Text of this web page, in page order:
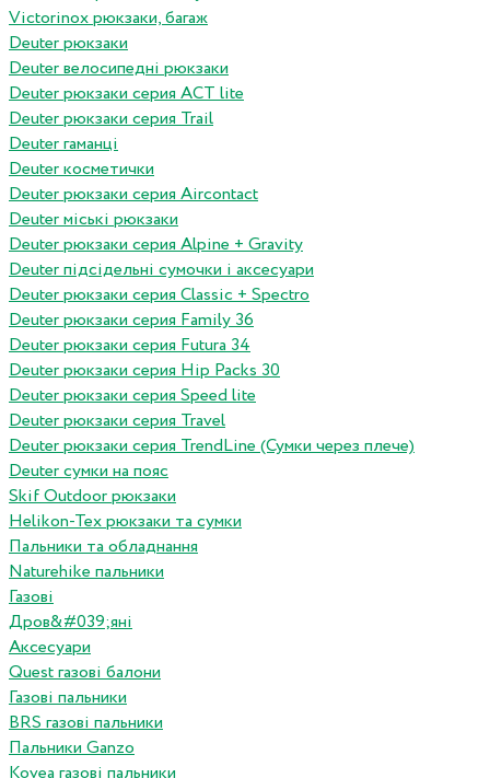
Victorinox рюкзаки, багаж
Deuter рюкзаки
Deuter велосипедні рюкзаки
Deuter рюкзаки серия ACT lite
Deuter рюкзаки серия Trail
Deuter гаманці
Deuter косметички
Deuter рюкзаки серия Aircontact
Deuter міські рюкзаки
Deuter рюкзаки серия Alpine + Gravity
Deuter підсідельні сумочки і аксесуари
Deuter рюкзаки серия Classic + Spectro
Deuter рюкзаки серия Family 36
Deuter рюкзаки серия Futura 34
Deuter рюкзаки серия Hip Packs 30
Deuter рюкзаки серия Speed lite
Deuter рюкзаки серия Travel
Deuter рюкзаки серия TrendLine (Сумки через плече)
Deuter сумки на пояс
Skif Outdoor рюкзаки
Helikon-Tex рюкзаки та сумки
Пальники та обладнання
Naturehike пальники
Газові
Дров&#039;яні
Аксесуари
Quest газові балони
Газові пальники
BRS газові пальники
Пальники Ganzo